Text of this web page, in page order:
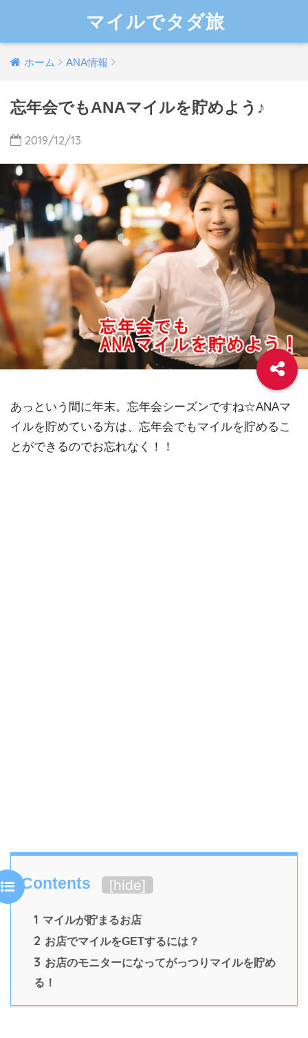
マイルでタダ旅
ホーム ANA情報
忘年会でもANAマイルを貯めよう♪
2019/12/13
あっという間に年末。忘年会シーズンですね☆ANAマ
イルを貯めている方は、忘年会でもマイルを貯めるこ
とができるのでお忘れなく！！
Contents [hide]
1 マイルが貯まるお店
2 お店でマイルをGETするには？
3 お店のモニターになってがっつりマイルを貯め
る！